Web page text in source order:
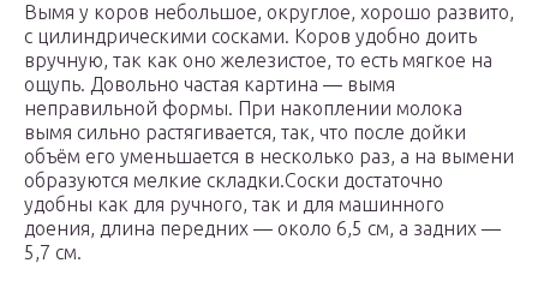
Вымя у коров небольшое, округлое, хорошо развито,
с цилиндрическими сосками. Коров удобно доить
вручную, так как оно железистое, то есть мягкое на
ощупь. Довольно частая картина — вымя
неправильной формы. При накоплении молока
вымя сильно растягивается, так, что после дойки
объём его уменьшается в несколько раз, а на вымени
образуются мелкие складки.Соски достаточно
удобны как для ручного, так и для машинного
доения, длина передних — около 6,5 см, а задних —
5,7 см.